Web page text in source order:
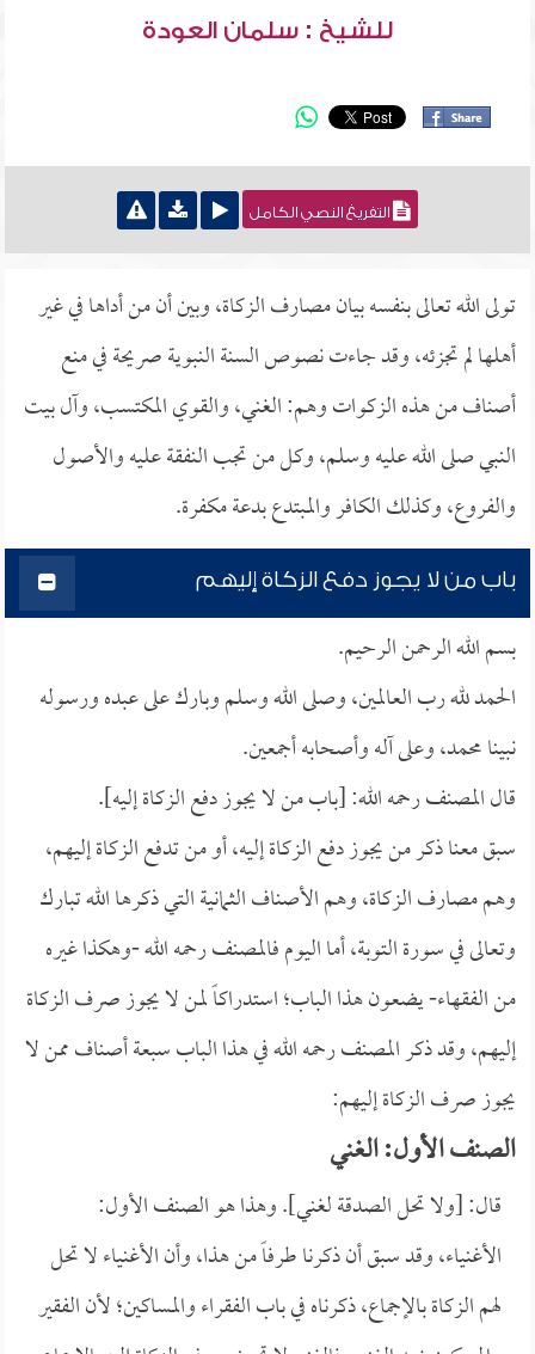
للشيخ : سلمان العودة
التفريغ النصي الكامل
تولى الله تعالى بنفسه بيان مصارف الزكاة، وبين أن من أداها في غير
أهلها لم تجزئه، وقد جاءت نصوص السنة النبوية صريحة في منع
أصناف من هذه الزكوات وهم: الغني، والقوي المكتسب، وآل بيت
النبي صلى الله عليه وسلم، وكل من تجب النفقة عليه والأصول
والفروع، وكذلك الكافر والمبتدع بدعة مكفرة.
باب من لا يجوز دفع الزكاة إليهم
بسم الله الرحمن الرحيم.
الحمد لله رب العالمين، وصلى الله وسلم وبارك على عبده ورسوله
نبينا محمد، وعلى آله وأصحابه أجمعين.
قال المصنف رحمه الله: [باب من لا يجوز دفع الزكاة إليه].
سبق معنا ذكر من يجوز دفع الزكاة إليه، أو من تدفع الزكاة إليهم،
وهم مصارف الزكاة، وهم الأصناف الثمانية التي ذكرها الله تبارك
وتعالى في سورة التوبة، أما اليوم فالمصنف رحمه الله -وهكذا غيره
من الفقهاء- يضعون هذا الباب؛ استدراكاً لمن لا يجوز صرف الزكاة
إليهم، وقد ذكر المصنف رحمه الله في هذا الباب سبعة أصناف ممن لا
يجوز صرف الزكاة إليهم:
الصنف الأول: الغني
قال: [ولا تحل الصدقة لغني]. وهذا هو الصنف الأول:
الأغنياء، وقد سبق أن ذكرنا طرفاً من هذا، وأن الأغنياء لا تحل
لهم الزكاة بالإجماع، ذكرناه في باب الفقراء والمساكين؛ لأن الفقير